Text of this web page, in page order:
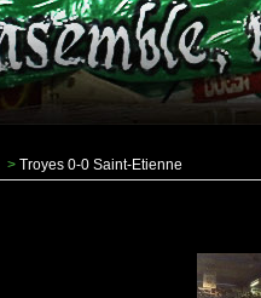
> Troyes 0-0 Saint-Etienne